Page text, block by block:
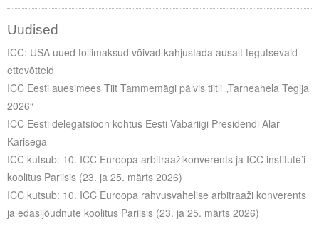
Uudised
ICC: USA uued tollimaksud võivad kahjustada ausalt tegutsevaid
ettevõtteid
ICC Eesti auesimees Tiit Tammemägi pälvis tiitli „Tarneahela Tegija
2026“
ICC Eesti delegatsioon kohtus Eesti Vabariigi Presidendi Alar
Karisega
ICC kutsub: 10. ICC Euroopa arbitraažikonverents ja ICC institute’i
koolitus Pariisis (23. ja 25. märts 2026)
ICC kutsub: 10. ICC Euroopa rahvusvahelise arbitraaži konverents
ja edasijõudnute koolitus Pariisis (23. ja 25. märts 2026)